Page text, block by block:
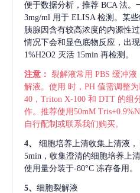
便于数据分析，推荐 BCA 法。
3mg/ml 用于 ELISA 检测。某
胰腺因含有较高浓度的内源性
情况下会和显色底物反应，出
1%H2O2 灭活 15min 再检测。
注意： 裂解液常用 PBS 缓冲
解液。使用 时，PH 值需调整
40，Triton X-100 和 DTT 的组
作。推荐使用50mM
自行配制或联系我们购买。
4、 细胞培养上清收集上清液，
5min，收集澄清的细胞培养上
使用量分装于-80°C 冻存备用。
5、 细胞裂解液